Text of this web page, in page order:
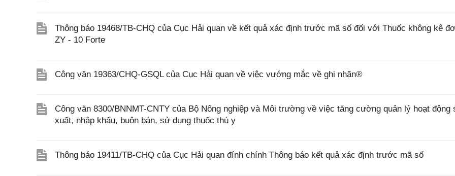
Thông báo 19468/TB-CHQ của Cục Hải quan về kết quả xác định trước mã số đối với Thuốc không kê
ZY - 10 Forte
Công văn 19363/CHQ-GSQL của Cục Hải quan về việc vướng mắc về ghi nhãn®
Công văn 8300/BNNMT-CNTY của Bộ Nông nghiệp và Môi trường về việc tăng cường quản lý hoạt động
xuất, nhập khẩu, buôn bán, sử dụng thuốc thú y
Thông báo 19411/TB-CHQ của Cục Hải quan đính chính Thông báo kết quả xác định trước mã số